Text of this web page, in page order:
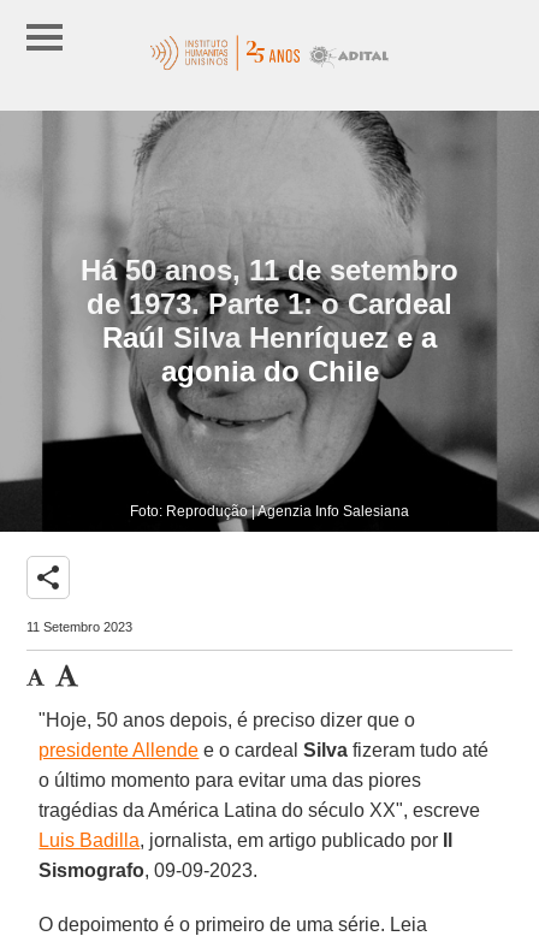
Há 50 anos, 11 de setembro
de 1973. Parte 1: o Cardeal
Raúl Silva Henríquez e a
agonia do Chile
Foto: Reprodução | Agenzia Info Salesiana
share
11 Setembro 2023
"Hoje, 50 anos depois, é preciso dizer que o
presidente Allende e o cardeal Silva fizeram tudo até
o último momento para evitar uma das piores
tragédias da América Latina do século XX", escreve
Luis Badilla, jornalista, em artigo publicado por
Sismografo, 09-09-2023.
O depoimento é o primeiro de uma série. Leia